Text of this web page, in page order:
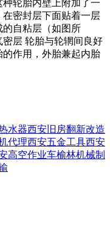
种轮胎内壁上附加了一
，在密封层下面贴着一层
的自粘层（如图所
密层 轮胎与轮辋间良好
的作用，外胎兼起内胎
水器西安旧房翻新改造
代理西安五金工具西安
高空作业车榆林机械制